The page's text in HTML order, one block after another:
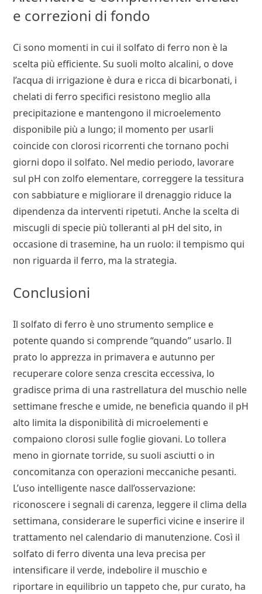
e correzioni di fondo
Ci sono momenti in cui il solfato di ferro non è la
scelta più efficiente. Su suoli molto alcalini, o dove
l’acqua di irrigazione è dura e ricca di bicarbonati, i
chelati di ferro specifici resistono meglio alla
precipitazione e mantengono il microelemento
disponibile più a lungo; il momento per usarli
coincide con clorosi ricorrenti che tornano pochi
giorni dopo il solfato. Nel medio periodo, lavorare
sul pH con zolfo elementare, correggere la tessitura
con sabbiature e migliorare il drenaggio riduce la
dipendenza da interventi ripetuti. Anche la scelta di
miscugli di specie più tolleranti al pH del sito, in
occasione di trasemine, ha un ruolo: il tempismo qui
non riguarda il ferro, ma la strategia.
Conclusioni
Il solfato di ferro è uno strumento semplice e
potente quando si comprende “quando” usarlo. Il
prato lo apprezza in primavera e autunno per
recuperare colore senza crescita eccessiva, lo
gradisce prima di una rastrellatura del muschio nelle
settimane fresche e umide, ne beneficia quando il pH
alto limita la disponibilità di microelementi e
compaiono clorosi sulle foglie giovani. Lo tollera
meno in giornate torride, su suoli asciutti o in
concomitanza con operazioni meccaniche pesanti.
L’uso intelligente nasce dall’osservazione:
riconoscere i segnali di carenza, leggere il clima della
settimana, considerare le superfici vicine e inserire il
trattamento nel calendario di manutenzione. Così il
solfato di ferro diventa una leva precisa per
intensificare il verde, indebolire il muschio e
riportare in equilibrio un tappeto che, pur curato, ha